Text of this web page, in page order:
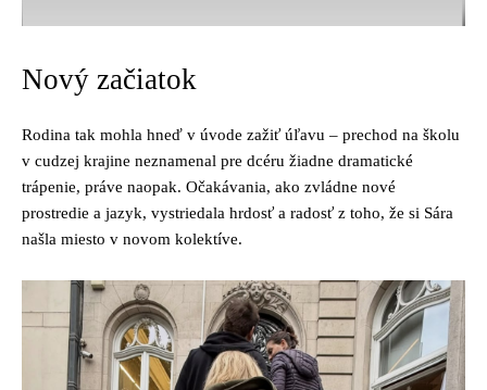
Nový začiatok
Rodina tak mohla hneď v úvode zažiť úľavu – prechod na školu
v cudzej krajine neznamenal pre dcéru žiadne dramatické
trápenie, práve naopak. Očakávania, ako zvládne nové
prostredie a jazyk, vystriedala hrdosť a radosť z toho, že si Sára
našla miesto v novom kolektíve.